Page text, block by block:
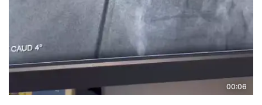
00:06